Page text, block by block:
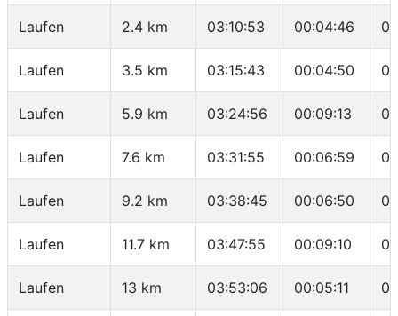
Laufen 2.4 km 03:10:53 00:04:46
Laufen 3.5 km 03:15:43 00:04:50
Laufen 5.9 km 03:24:56 00:09:13
Laufen 7.6 km 03:31:55 00:06:59
Laufen 9.2 km 03:38:45 00:06:50
Laufen 11.7 km 03:47:55 00:09:10
Laufen 13 km 03:53:06 00:05:11